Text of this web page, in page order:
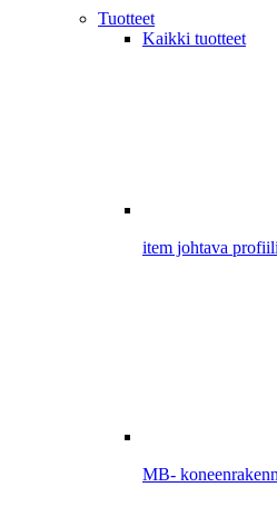
Tuotteet
Kaikki tuotteet
item johtava
MB-